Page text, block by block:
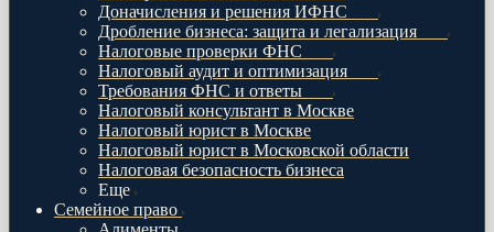
Доначисления и решения ИФНС
Дробление бизнеса: защита и легализация
Налоговые проверки ФНС
Налоговый аудит и оптимизация
Требования ФНС и ответы
Налоговый консультант в Москве
Налоговый юрист в Москве
Налоговый юрист в Московской области
Налоговая безопасность бизнеса
Еще
Семейное право